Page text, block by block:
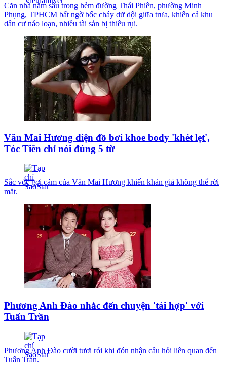
Căn nhà nằm sâu trong hẻm đường Thái Phiên, phường Minh
Phụng, TPHCM bất ngờ bốc cháy dữ dội giữa trưa, khiến cả khu
dân cư náo loạn, nhiều tài sản bị thiêu rụi.
Văn Mai Hương diện đồ bơi khoe body 'khét lẹt',
Tóc Tiên chỉ nói đúng 5 từ
Sắc vóc gợi cảm của Văn Mai Hương khiến khán giả không thể rời
mắt.
Phương Anh Đào nhắc đến chuyện 'tái hợp' với
Tuấn Trần
Phương Anh Đào cười tươi rói khi đón nhận câu hỏi liên quan đến
Tuấn Trần.